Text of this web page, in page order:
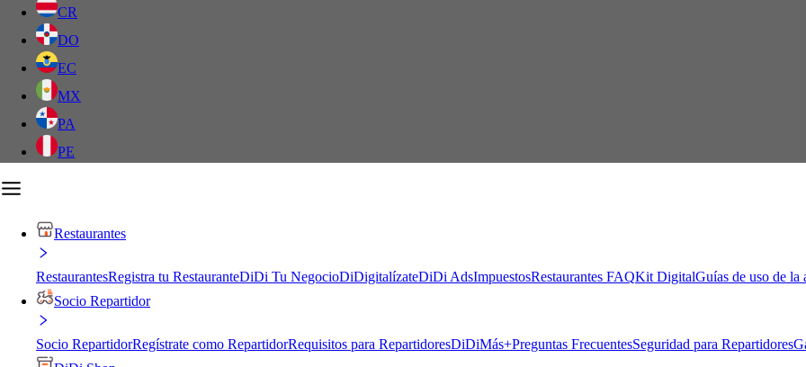
CR
DO
EC
MX
PA
PE
Restaurantes
RestaurantesRegistra tu RestauranteDiDi Tu NegocioDiDigitalízateDiDi AdsImpuestosRestaurantes FAQKit DigitalGuías de uso de la
Socio Repartidor
Socio RepartidorRegístrate como RepartidorRequisitos para RepartidoresDiDiMás+Preguntas FrecuentesSeguridad para Repartidores